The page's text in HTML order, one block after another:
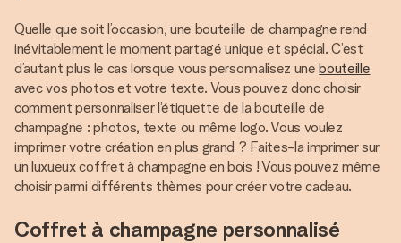
Quelle que soit l’occasion, une bouteille de champagne rend
inévitablement le moment partagé unique et spécial. C’est
d’autant plus le cas lorsque vous personnalisez unebouteille
avec vos photos et votre texte. Vous pouvez donc choisir
comment personnaliser l’étiquette de la bouteille de
champagne : photos, texte ou même logo. Vous voulez
imprimer votre création en plus grand ? Faites-la imprimer sur
un luxueux coffret à champagne en bois ! Vous pouvez même
choisir parmi différents thèmes pour créer votre cadeau.
Coffret à champagne personnalisé